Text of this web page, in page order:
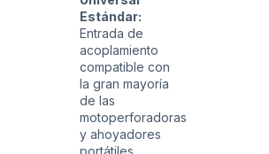
Estándar:
Entrada de
acoplamiento
compatible con
la gran mayoría
de las
motoperforadoras
y ahoyadores